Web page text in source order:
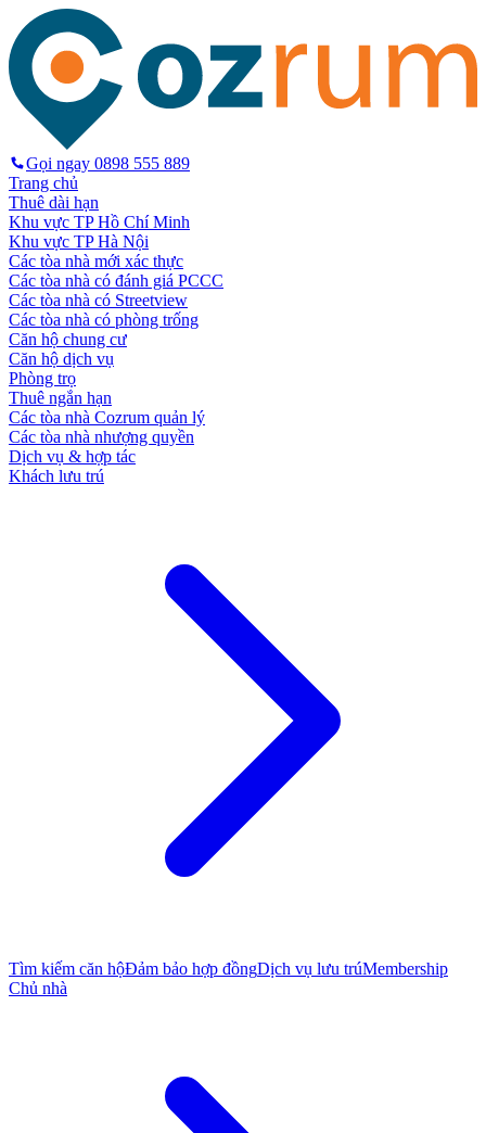
Gọi ngay 0898 555 889
Trang chủ
Thuê dài hạn
Khu vực TP Hồ Chí Minh
Khu vực TP Hà Nội
Các tòa nhà mới xác thực
Các tòa nhà có đánh giá PCCC
Các tòa nhà có Streetview
Các tòa nhà có phòng trống
Căn hộ chung cư
Căn hộ dịch vụ
Phòng trọ
Thuê ngắn hạn
Các tòa nhà Cozrum quản lý
Các tòa nhà nhượng quyền
Dịch vụ & hợp tác
Khách lưu trú
Tìm kiếm căn hộĐảm bảo hợp đồngDịch vụ lưu trúMembership
Chủ nhà